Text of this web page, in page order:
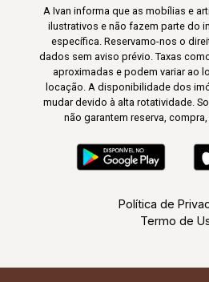
A Ivan informa que as mobílias e
ilustrativos e não fazem parte do
específica. Reservamo-nos o
dados sem aviso prévio. Taxas
aproximadas e podem variar ao
locação. A disponibilidade dos
mudar devido à alta rotatividade.
não garantem reserva,
Política de
Termo de